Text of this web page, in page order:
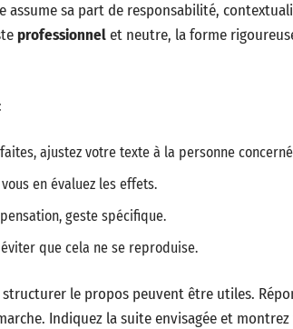
sa part de responsabilité,
professionnelet neutre, la forme
ajustez votre texte à la personne
en évaluez les effets.
geste spécifique.
que cela ne se reproduise.
le propos peuvent être utiles.
Indiquez la suite envisagée et